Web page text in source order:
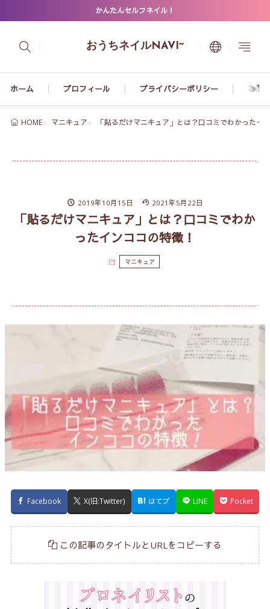
かんたんセルフネイル！
おうちネイルNAVI~
ホーム プロフィール プライバシーポリシー お問
HOME マニキュア 「貼るだけマニキュア」とは？口コミでわかったイ
2019年10月15日 2021年5月22日
「貼るだけマニキュア」とは？口コミでわか
ったインココの特徴！
マニキュア
Facebook X(旧:Twitter) はてブ LINE Pocket
この記事のタイトルとURLをコピーする